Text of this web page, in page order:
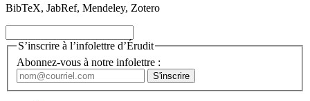
BibTeX, JabRef, Mendeley, Zotero
S’inscrire à l’infolettre d’Érudit
Abonnez-vous à notre infolettre :